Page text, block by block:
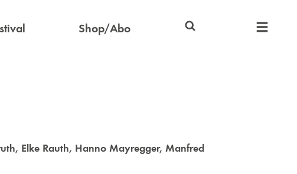
Shop/Abo
, Elke Rauth, Hanno Mayregger, Manfred